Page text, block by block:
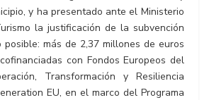
y ha presentado ante el Ministerio
la justificación de la subvención
más de 2,37 millones de euros
con Fondos Europeos del
Transformación y Resiliencia
EU, en el marco del Programa